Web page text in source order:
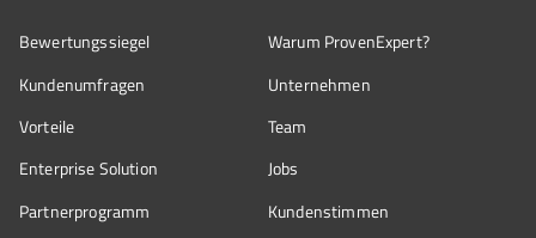
Bewertungssiegel
Kundenumfragen
Vorteile
Enterprise Solution
Partnerprogramm
Warum ProvenExpert?
Unternehmen
Team
Jobs
Kundenstimmen